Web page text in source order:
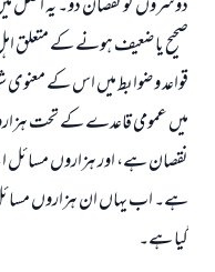
صحیح یا ضعیف ہونے کے متعلق
قواعد و ضوابط میں اس کے
میں عمومی قاعدے کے تحت
نقصان ہے، اور ہزاروں مسائل
ہے۔ اب یہاں ان ہزاروں مسائل
گیا ہے۔